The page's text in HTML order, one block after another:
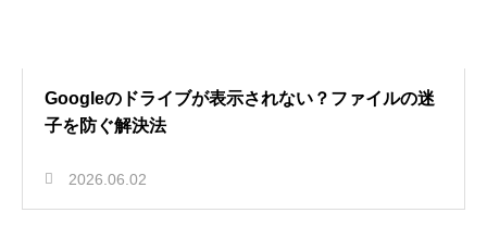
Googleのドライブが表示されない？ファイルの迷
子を防ぐ解決法
2026.06.02